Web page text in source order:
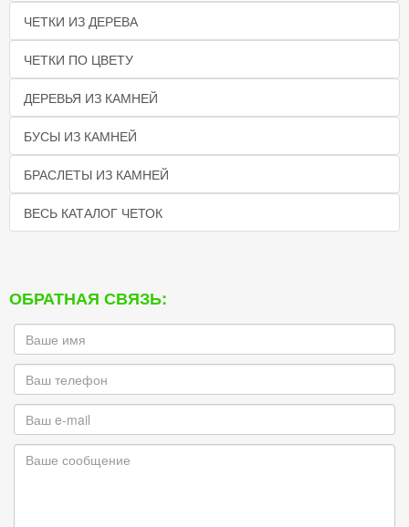
ЧЕТКИ ИЗ ДЕРЕВА
ЧЕТКИ ПО ЦВЕТУ
ДЕРЕВЬЯ ИЗ КАМНЕЙ
БУСЫ ИЗ КАМНЕЙ
БРАСЛЕТЫ ИЗ КАМНЕЙ
ВЕСЬ КАТАЛОГ ЧЕТОК
ОБРАТНАЯ СВЯЗЬ: